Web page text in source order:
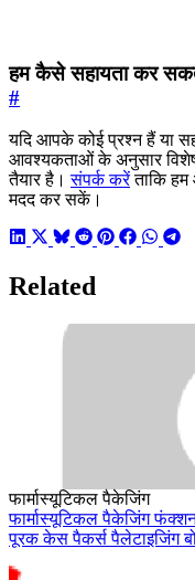
हम कैसे सहायता कर
#
यदि आपके कोई प्रश्न हैं या
आवश्यकताओं के अनुसार
तैयार है।संपर्क करेंताकि हम
मदद कर सकें।
Related
फार्मास्यूटिकल पैकेजिंग
फार्मास्यूटिकल पैकेजिंग
पूरककेस पैकर्सपैलेटाइजिंग